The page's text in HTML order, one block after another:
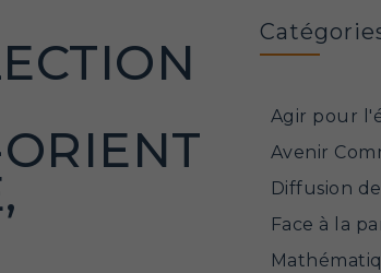
Agir pour
Avenir
Diffusion
Face à la